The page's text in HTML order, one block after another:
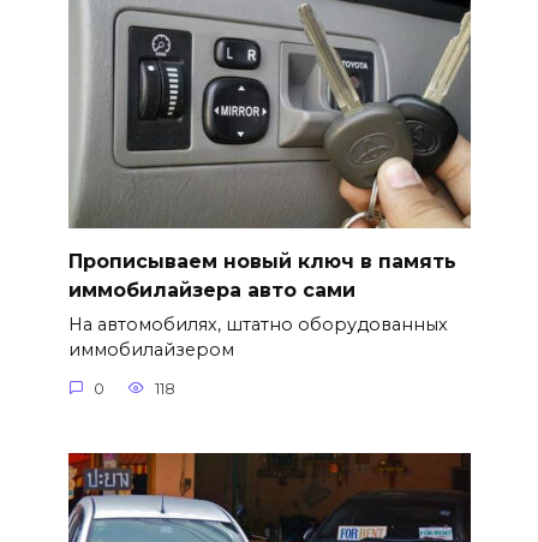
Прописываем новый ключ в память
иммобилайзера авто сами
На автомобилях, штатно оборудованных
иммобилайзером
0 118